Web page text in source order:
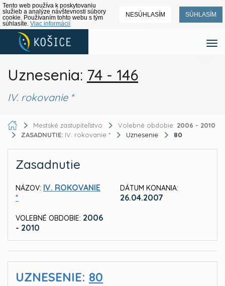
Tento web používa k poskytovaniu
služieb a analýze návštevnosti súbory
cookie. Používaním tohto webu s tým
súhlasíte. Viac informácií
NESÚHLASÍM SÚHLASÍM
Uznesenia: 74 - 146
IV. rokovanie *
Mestské zastupiteľstvo Volebné obdobie: 2006 - 2010
ZASADNUTIE: IV. rokovanie * Uznesenie 80
Zasadnutie
NÁZOV: IV. ROKOVANIE
*
VOLEBNÉ OBDOBIE: 2006
- 2010
DÁTUM KONANIA:
26.04.2007
UZNESENIE: 80